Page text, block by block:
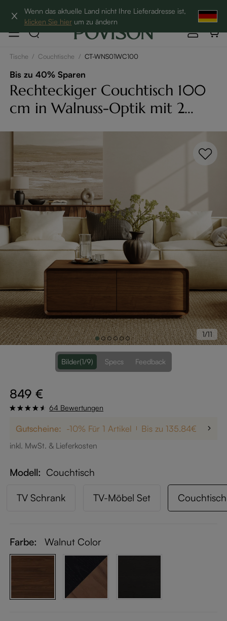
Wenn das aktuelle Land nicht Ihre Lieferadresse ist,
klicken Sie hierum zu ändern
Hottest Bundles| 12% Auf Beliebte Bundles→
Tische / Couchtische / CT-WNS01WC100
Bis zu 40% Sparen
Rechteckiger Couchtisch 100
cm in Walnuss-Optik mit 2
Aufbewahrungsfach - Mid-
Century Modern
1/11
Bilder(1/9) Specs Feedback
849 €
64 Bewertungen
Gutscheine: -10% Für 1 Artikel Bis zu 135.84€ Rabatt
inkl. MwSt. & Lieferkosten
Modell Couchtisch
TV Schrank TV-Möbel Set Couchtisch
Farbe: Walnut Color